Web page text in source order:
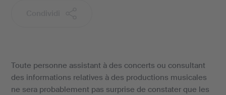
Toute personne assistant à des concerts ou consultant
des informations relatives à des productions musicales
ne sera probablement pas surprise de constater que les